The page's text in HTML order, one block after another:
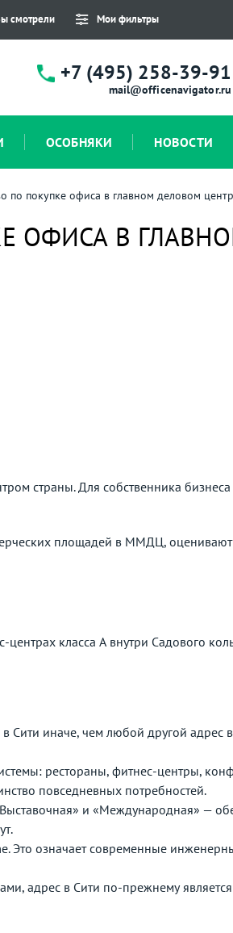
смотрели Мои фильтры
+7 (495) 258-39-91
mail@officenavigator.ru
ОСОБНЯКИ НОВОСТИ
по покупке офиса в главном деловом
ОФИСА В
страны. Для собственника
площадей в ММДЦ,
класса А внутри Садового
иначе, чем любой другой адрес
рестораны, фитнес-центры,
повседневных потребностей.
и «Международная» —
Это означает современные
адрес в Сити по-прежнему